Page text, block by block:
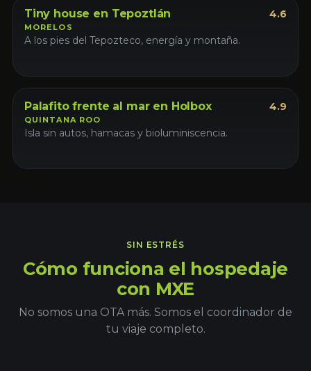
Tiny house en Tepoztlán 4.6
MORELOS
A los pies del Tepozteco, energía y montaña.
Palafito frente al mar en Holbox 4.9
QUINTANA ROO
Isla sin autos, hamacas y bioluminiscencia.
SIN ESTRÉS
Cómo funciona el hospedaje
con MXE
No somos una OTA más. Somos el coordinador de
tu viaje completo.